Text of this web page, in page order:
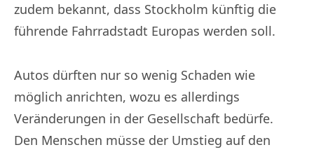
zudem bekannt, dass Stockholm künftig die
führende Fahrradstadt Europas werden soll.
Autos dürften nur so wenig Schaden wie
möglich anrichten, wozu es allerdings
Veränderungen in der Gesellschaft bedürfe.
Den Menschen müsse der Umstieg auf den